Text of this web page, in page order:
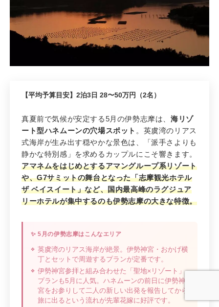
先輩花嫁おすすめ 4位
【5月・4位】 伊勢志摩
（三重県）
英虞湾の静かな特別感と高級温泉リゾ
ート
【平均予算目安】2泊3日 28〜50万円（2名）
真夏前で気候が安定する5月の伊勢志摩は、海リゾ
ート型ハネムーンの穴場スポット 。英虞湾のリアス
式海岸が生み出す穏やかな景色は、「派手さよりも
静かな特別感」を求めるカップルにこそ響きます。
アマネムをはじめとするアマングループ系リゾート
や、G7サミットの舞台となった「志摩観光ホテル
ザ ベイスイート」など、国内最高峰のラグジュア
リーホテルが集中するのも伊勢志摩の大きな特徴。
✨ 5月の伊勢志摩はこんなエリア
英虞湾のリアス海岸が絶景。伊勢神宮・おかげ横
丁とセットで周遊するプランが定番です。
伊勢神宮参拝と組み合わせた「聖地×リゾート」
プランも5月に人気。ハネムーンの前日に伊勢神
宮をお参りして二人の新しい出発を報告してから
旅に出るという流れが先輩花嫁に好評です。